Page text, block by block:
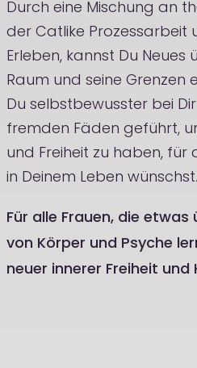
Durch eine Mischung an
der Catlike Prozessarbeit
Erleben, kannst Du Neues
Raum und seine Grenzen
Du selbstbewusster bei
fremden Fäden geführt,
und Freiheit zu haben, für
in Deinem Leben wünschst.
Für alle Frauen, die
von Körper und Psyche
neuer innerer Freiheit und